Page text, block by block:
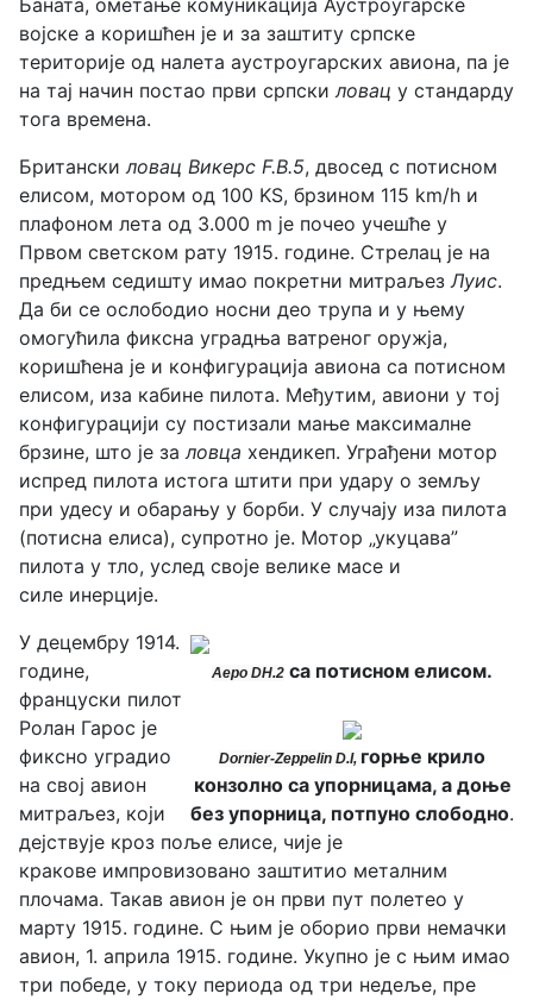
Баната, ометање комуникација Аустроугарске
војске а коришћен је и за заштиту српске
територије од налета аустроугарских авиона, па је
на тај начин постао први српскиловац у стандарду
тога времена.
Британскиловац Викерс F.B.5, двосед с потисном
елисом, мотором од 100 KS, брзином 115 km/h и
плафоном лета од 3.000 m је почео учешће у
Првом светском рату 1915. године. Стрелац је на
предњем седишту имао покретни митраљезЛуис.
Да би се ослободио носни део трупа и у њему
омогућила фиксна уградња ватреног оружја,
коришћена је и конфигурација авиона са потисном
елисом, иза кабине пилота. Међутим, авиони у тој
конфигурацији су постизали мање максималне
брзине, што је заловца хендикеп. Уграђени мотор
испред пилота истога штити при удару о земљу
при удесу и обарању у борби. У случају иза пилота
(потисна елиса), супротно је. Мотор „укуцава”
пилота у тло, услед своје велике масе и
силе инерције.
Аеро DH.2 са потисном елисом.
Dornier-Zeppelin D.I, горње крило
конзолно са упорницама, а доње
без упорница, потпуно слободно.
У децембру 1914.
године,
француски пилот
Ролан Гарос је
фиксно уградио
на свој авион
митраљез, који
дејствује кроз поље елисе, чије је
кракове импровизовано заштитио металним
плочама. Такав авион је он први пут полетео у
марту 1915. године. С њим је оборио први немачки
авион, 1. априла 1915. године. Укупно је с њим имао
три победе, у току периода од три недеље, пре